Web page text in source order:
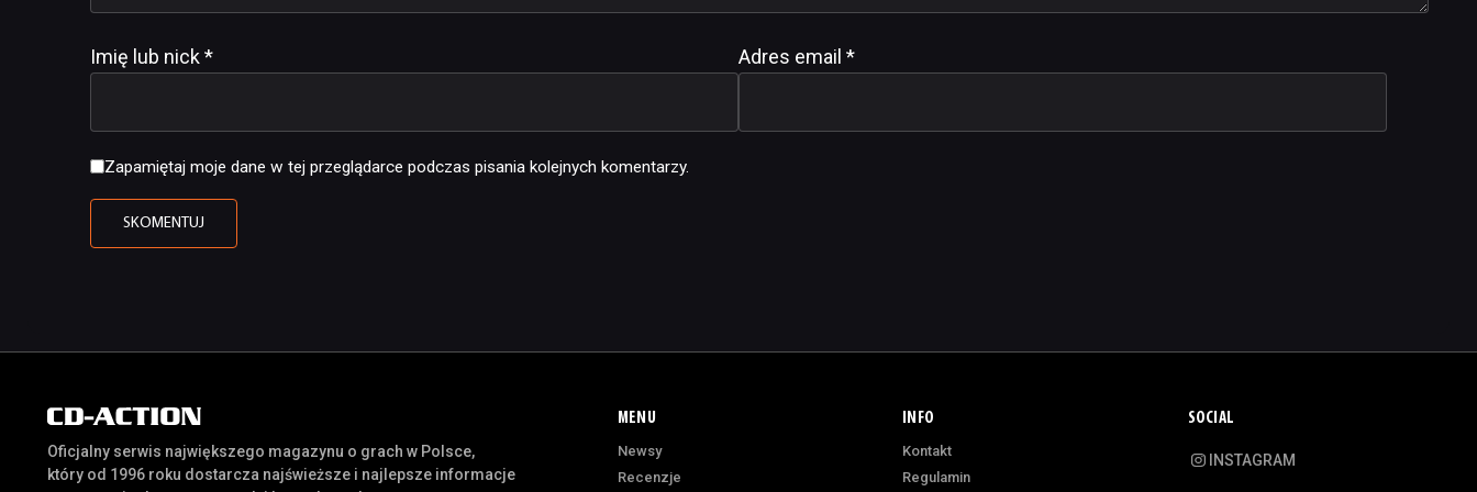
Imię lub nick* Adres email *
Zapamiętaj moje dane w tej przeglądarce podczas pisania kolejnych komentarzy.
Oficjalny serwis największego magazynu o grach w Polsce,
który od 1996 roku dostarcza najświeższe i najlepsze informacje
MENU
Newsy
Recenzje
INFO
Kontakt
Regulamin
SOCIAL
INSTAGRAM